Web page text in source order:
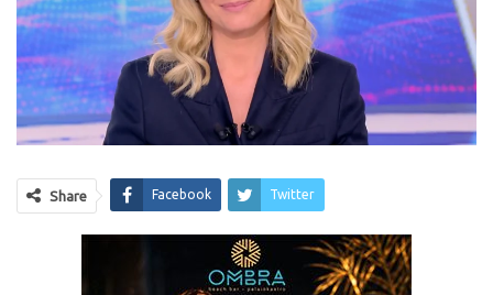
Share Facebook Twitter